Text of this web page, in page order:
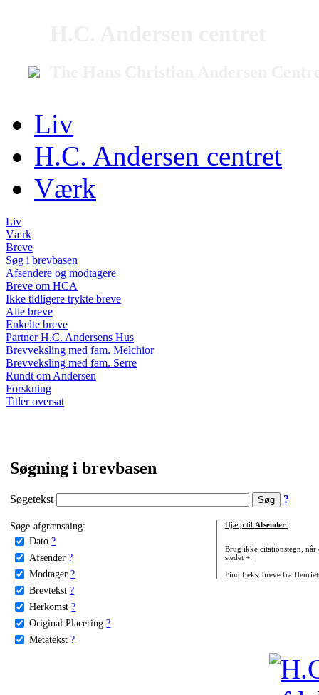
Liv
H.C. Andersen centret
Værk
Liv
Værk
Breve
Søg i brevbasen
Afsendere og modtagere
Breve om HCA
Ikke tidligere trykte breve
Alle breve
Enkelte breve
Partner H.C. Andersens Hus
Brevveksling med fam. Melchior
Brevveksling med fam. Serre
Rundt om Andersen
Forskning
Titler oversat
Søgning i brevbasen
Søgetekst ?
Søge-afgrænsning:
Dato ?
Afsender ?
Modtager ?
Brevtekst ?
Herkomst ?
Original Placering ?
Metatekst ?
Hjælp til Afsender:
Brug ikke citationstegn, når
stedet +:
Find f.eks. breve fra